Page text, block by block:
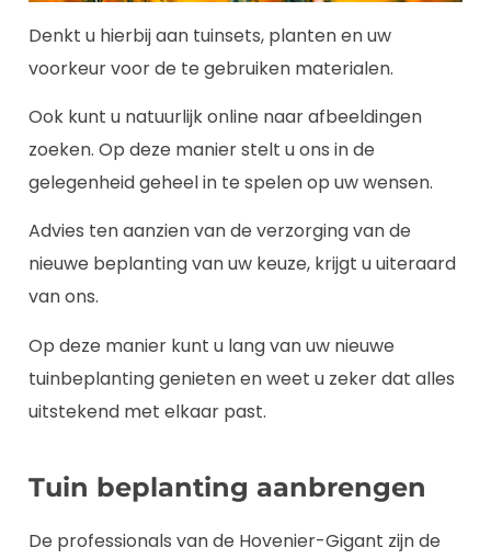
Denkt u hierbij aan tuinsets, planten en uw
voorkeur voor de te gebruiken materialen.
Ook kunt u natuurlijk online naar afbeeldingen
zoeken. Op deze manier stelt u ons in de
gelegenheid geheel in te spelen op uw wensen.
Advies ten aanzien van de verzorging van de
nieuwe beplanting van uw keuze, krijgt u uiteraard
van ons.
Op deze manier kunt u lang van uw nieuwe
tuinbeplanting genieten en weet u zeker dat alles
uitstekend met elkaar past.
Tuin beplanting aanbrengen
De professionals van de Hovenier-Gigant zijn de